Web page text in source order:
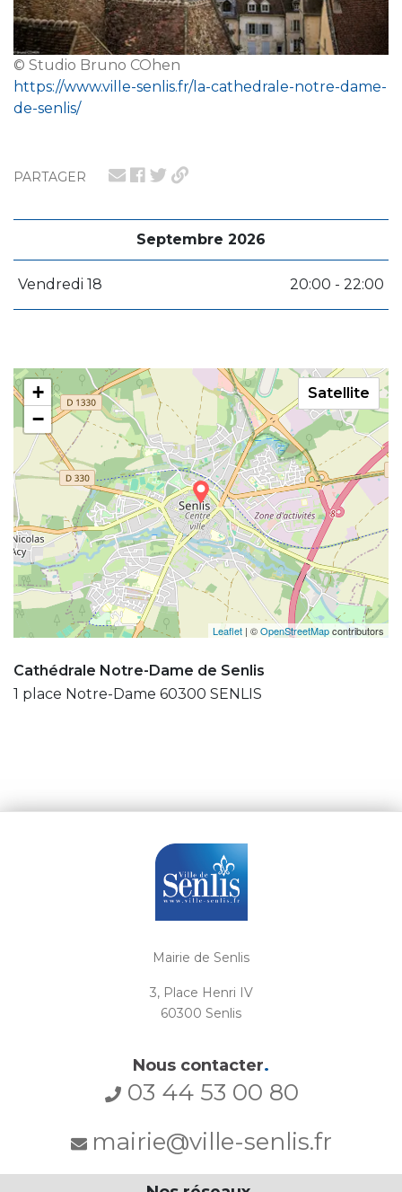
PARTAGER
Septembre 2026
Vendredi 18 20:00 - 22:00
+
−
Leaflet | ©OpenStreetMapcontributors
Satellite
Cathédrale Notre-Dame de Senlis
1 place Notre-Dame 60300 SENLIS
© Studio Bruno COhen
https://www.ville-senlis.fr/la-cathedrale-notre-dame-
de-senlis/
Mairie de Senlis
3, Place Henri IV
60300 Senlis
Nous contacter.
03 44 53 00 80
mairie@ville-senlis.fr